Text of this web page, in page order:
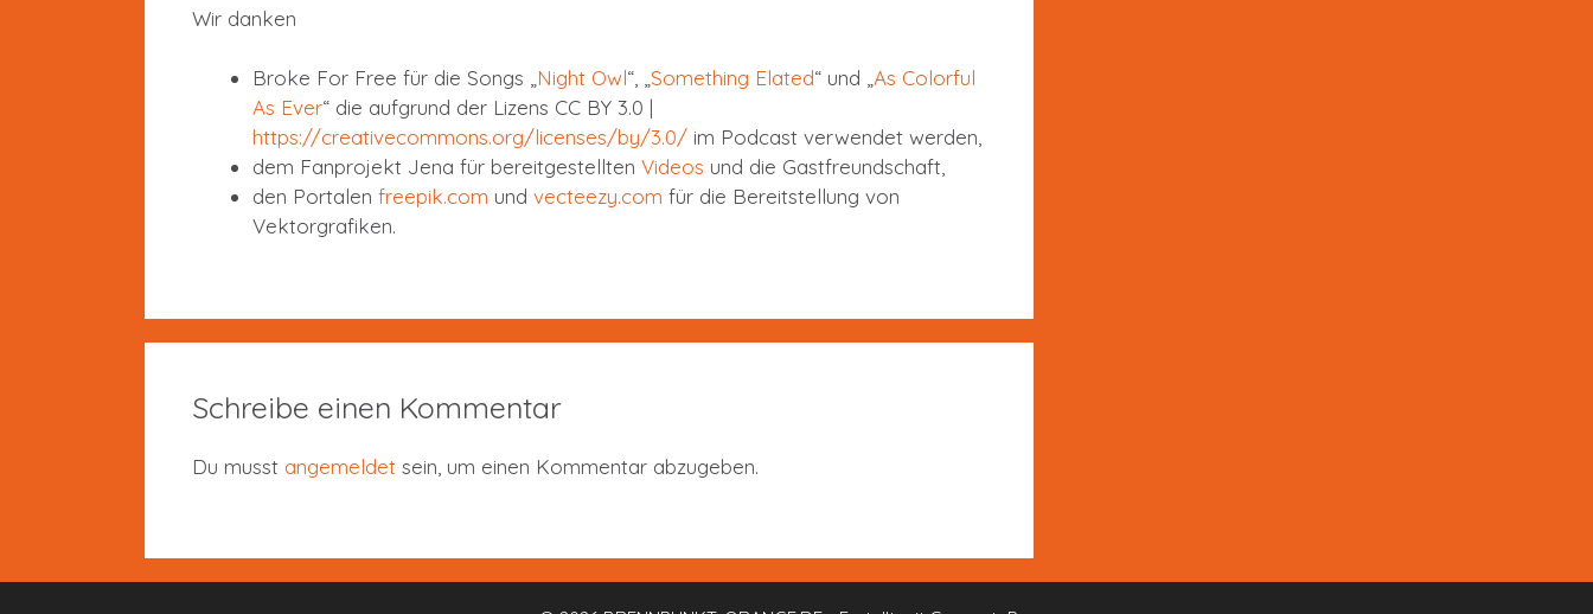
Wir danken
Broke For Free für die Songs „ Night Owl“, „ Something Elated“ und „ As Colorful
As Ever“ die aufgrund der Lizens CC BY 3.0 |
https://creativecommons.org/licenses/by/3.0/ im Podcast verwendet werden,
dem Fanprojekt Jena für bereitgestellten Videos und die Gastfreundschaft,
den Portalen freepik.com und vecteezy.com für die Bereitstellung von
Vektorgrafiken.
Schreibe einen Kommentar
Du musst angemeldet sein, um einen Kommentar abzugeben.